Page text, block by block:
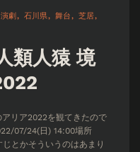
演劇 石川県 舞台
芝居
類人猿 境
リア2022を観てきたので
07/24(日) 14:00場所
とかそういうのはあまり